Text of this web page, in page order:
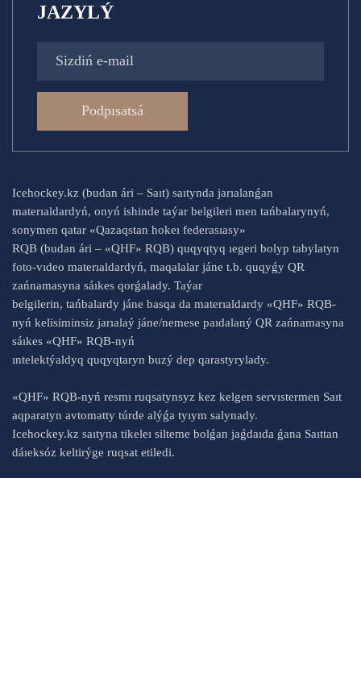
JAZYLÝ
Podpısatsá
Icehockey.kz (budan ári – Saıt) saıtynda jarıalanǵan
materıaldardyń, onyń ishinde taýar belgileri men tańbalarynyń,
sonymen qatar «Qazaqstan hokeı federasıasy»
RQB (budan ári – «QHF» RQB) quqyqtyq ıegeri bolyp tabylatyn
foto-vıdeo materıaldardyń, maqalalar jáne t.b. quqyǵy QR
zańnamasyna sáıkes qorǵalady. Taýar
belgilerin, tańbalardy jáne basqa da materıaldardy «QHF» RQB-
nyń kelisiminsiz jarıalaý jáne/nemese paıdalaný QR zańnamasyna
sáıkes «QHF» RQB-nyń
ıntelektýaldyq quqyqtaryn buzý dep qarastyrylady.
«QHF» RQB-nyń resmı ruqsatynsyz kez kelgen servıstermen Saıt
aqparatyn avtomatty túrde alýǵa tyıym salynady.
Icehockey.kz saıtyna tikeleı silteme bolǵan jaǵdaıda ǵana Saıttan
dáıeksóz keltirýge ruqsat etiledi.